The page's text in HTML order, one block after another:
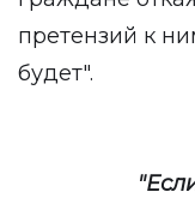
претензий к
будет".